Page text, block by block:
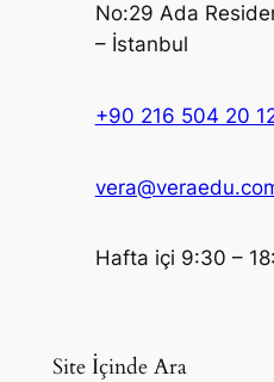
No:29 Ada
– İstanbul
+90 216 504 20
Hafta içi 9:30 –
Site İçinde Ara